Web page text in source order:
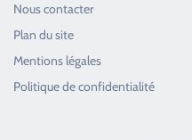
Nous contacter
Plan du site
Mentions légales
Politique de confidentialité
Toujours heureux d'aider les